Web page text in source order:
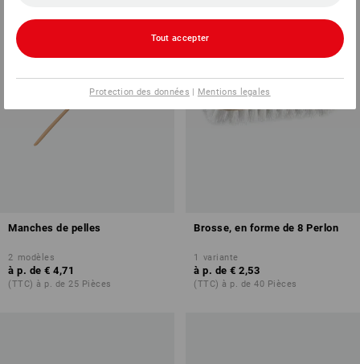
Manches de pelles
2 modèles
à p. de € 4,71
(TTC) à p. de 25 Pièces
Brosse, en forme de 8 Perlon
1 variante
à p. de € 2,53
(TTC) à p. de 40 Pièces
Tout accepter
Protection des données | Mentions legales